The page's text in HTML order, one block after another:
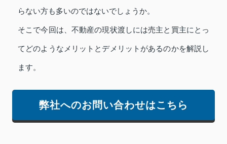
らない方も多いのではないでしょうか。
そこで今回は、不動産の現状渡しには売主と買主にとっ
てどのようなメリットとデメリットがあるのかを解説し
ます。
弊社へのお問い合わせはこちら